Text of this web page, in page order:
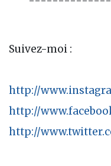
Suivez-moi :
http://
http://
http://